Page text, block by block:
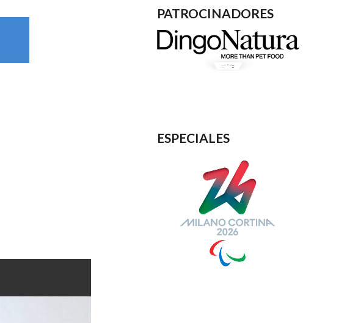
PATROCINADORES
ESPECIALES